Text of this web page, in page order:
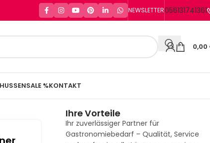
NEWSLETTER056131741361
0,00
SALE %KONTAKT
Ihre Vorteile
Ihr zuverlässiger Partner für
Gastronomiebedarf – Qualität, Service